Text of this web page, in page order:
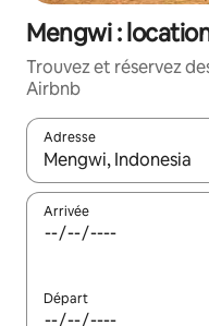
Mengwi :
Trouvez et réservez
Airbnb
Adresse
Lorsque les résultats
Arrivée
Départ